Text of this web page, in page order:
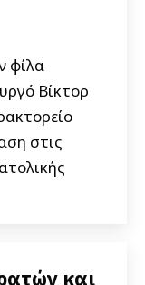
φίλα
Βίκτορ
στις
και